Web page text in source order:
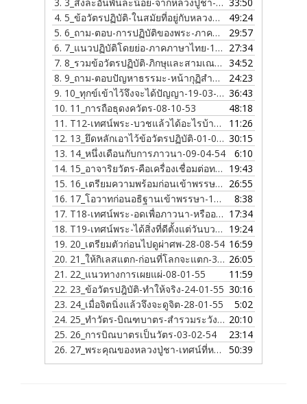
4. 5_ข้อวัตรปฏิบัติ-ในสมัยที่อยู่กับหลวงปู่ชา-12-09-54
49:24
5. 6_ถาม-ตอบ-การปฏิบัติของพระ-ภาคภาษาไทย-09-01-54
29:57
6. 7_แนวปฏิบัติโดยย่อ-ภาคภาษาไทย-11-01-54
27:34
7. 8_รวมข้อวัตรปฏิบัติ-ภิกษุและสามเณร-ภาคภาษาไทย-11-02-55
34:52
8. 9_ถาม-ตอบปัญหาธรรมะ-หน้ากุฏิสำนักงาน-10-04-53
24:23
9. 10_ทุกข์เข้าไว้จึงจะได้ปัญญา-19-03-54
36:43
10. 11_การถือธุดงควัตร-08-10-53
48:18
11. T12-เทศน์พระ-บวชแล้วได้อะไรบ้าง-01-10-53
11:26
12. 13_ยึดหลักเอาไว้ข้อวัตรปฏิบัติ-01-01-54
30:15
13. 14_หนึ่งเดือนกับการภาวนา-09-04-54
6:10
14. 15_อาจาริยวัตร-คือเครื่องเชื่อมต่อทางด้านจิตใจ-17-05-54
19:43
15. 16_เตรียมความพร้อมก่อนเข้าพรรษา-15-07-54
26:55
16. 17_โอวาทก่อนอธิฐานเข้าพรรษา-16-07-54
8:38
17. T18-เทศน์พระ-อดเพื่อภาวนา-หรืออดเพื่ออะไร-30-07-54
17:34
18. T19-เทศน์พระ-ได้สิ่งที่ดีตั้งแต่วันบวช-14-08-54
19:24
19. 20_เตรียมตัวก่อนไปดูผ่าศพ-28-08-54 16:59
20. 21_ให้กิเลสแตก-ก่อนที่โลกจะแตก-31-10-54
26:05
21. 22_แนวทางการเผยแผ่-08-01-55
11:59
22. 23_ข้อวัตรปฎิบัติ-ทำให้จริง-24-01-55 30:16
23. 24_เมื่อจิตนิ่งแล้วจึงจะดูจิต-28-01-55
5:02
24. 25_ทำวัตร-บิณฑบาตร-สำรวมระวัง-07-02-55
20:10
25. 26_การบิณบาตรเป็นวัตร-03-02-54
23:14
26. 27_พระคุณของหลวงปู่ชา-เทศน์ที่หนองป่าพง-12-08-47 50:39